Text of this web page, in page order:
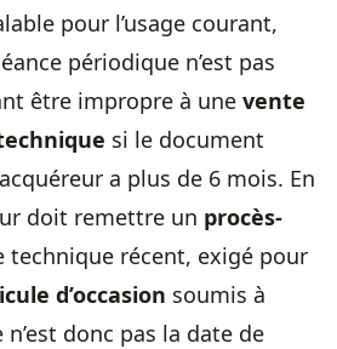
pour l’usage courant,
périodique n’est pas
être impropre à une vente
si le document
a plus de 6 mois. En
doit remettre un procès-
technique récent, exigé pour
d’occasion soumis à
donc pas la date de